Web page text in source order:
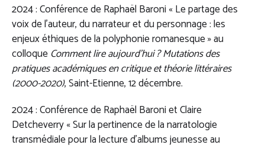
2024 : Conférence de Raphaël Baroni « Le partage des
voix de l’auteur, du narrateur et du personnage : les
enjeux éthiques de la polyphonie romanesque » au
colloque Comment lire aujourd’hui ? Mutations des
pratiques académiques en critique et théorie littéraires
(2000-2020), Saint-Etienne, 12 décembre.
2024 : Conférence de Raphaël Baroni et Claire
Detcheverry « Sur la pertinence de la narratologie
transmédiale pour la lecture d’albums jeunesse au